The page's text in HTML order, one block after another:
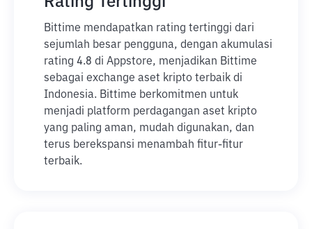
Bittime mendapatkan rating tertinggi dari
sejumlah besar pengguna, dengan akumulasi
rating 4.8 di Appstore, menjadikan Bittime
sebagai exchange aset kripto terbaik di
Indonesia. Bittime berkomitmen untuk
menjadi platform perdagangan aset kripto
yang paling aman, mudah digunakan, dan
terus berekspansi menambah fitur-fitur
terbaik.